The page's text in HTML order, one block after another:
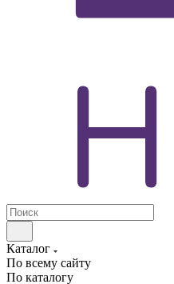
Каталог
По всему сайту
По каталогу